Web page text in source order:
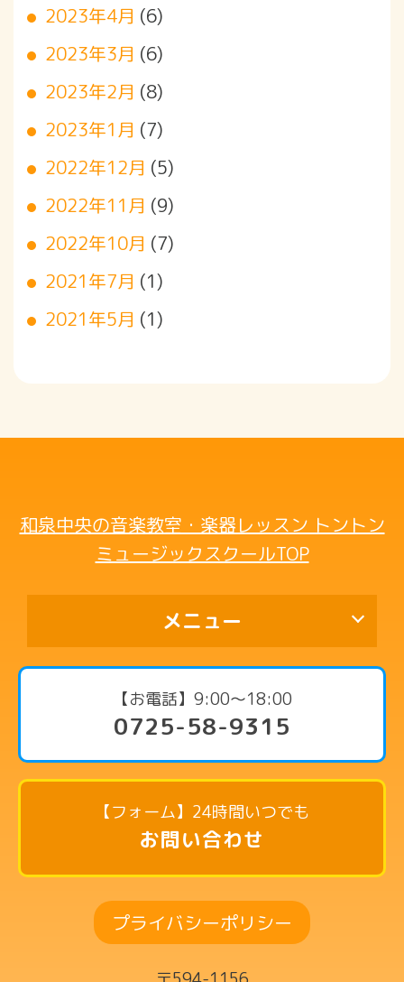
2023年4月 (6)
2023年3月 (6)
2023年2月 (8)
2023年1月 (7)
2022年12月 (5)
2022年11月 (9)
2022年10月 (7)
2021年7月 (1)
2021年5月 (1)
和泉中央の音楽教室・楽器レッスン トントン
ミュージックスクールTOP
メニュー
代表挨拶
コース・料金案内
ピアノコース
リトミックコース
英語リトミックコース
ドラムコース
ボーカルコース
【お電話】9:00〜18:00
0725-58-9315
【フォーム】24時間いつでも
お問い合わせ
プライバシーポリシー